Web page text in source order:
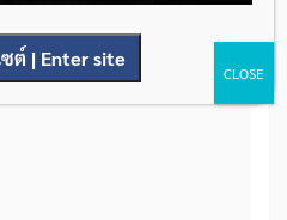
รวจสอบการปนเปื้อนแบบใดจัด
ซต์ | Enter site
CLOSE